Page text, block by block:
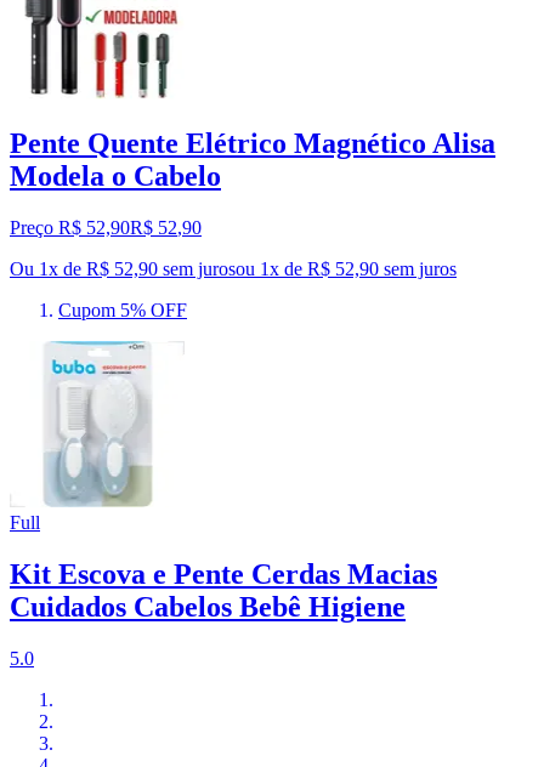
Pente Quente Elétrico Magnético Alisa
Modela o Cabelo
Preço R$ 52,90R$ 52,90
Ou 1x de R$ 52,90 sem jurosou 1x de R$ 52,90 sem juros
Cupom 5% OFF
Full
Kit Escova e Pente Cerdas Macias
Cuidados Cabelos Bebê Higiene
5.0